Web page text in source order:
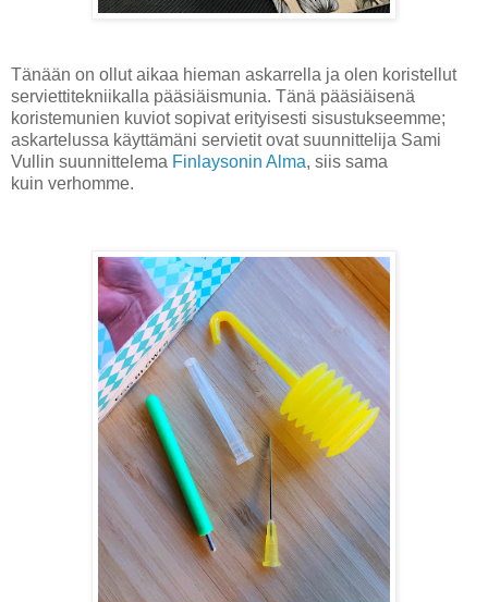
Tänään on ollut aikaa hieman askarrella ja olen koristellut
serviettitekniikalla pääsiäismunia. Tänä pääsiäisenä
koristemunien kuviot sopivat erityisesti sisustukseemme;
askartelussa käyttämäni servietit ovat suunnittelija Sami
Vullin suunnittelema Finlaysonin Alma, siis sama
kuin verhomme.